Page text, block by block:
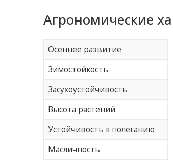
Агрономические
Осеннее развитие
Зимостойкость
Засухоустойчивость
Высота растений
Устойчивость к полеганию
Масличность